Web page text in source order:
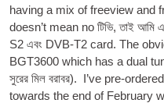
hav­ing a mix of freeview and
does­n’t mean no টিভি, তাই আমি
S2 এবং DVB-T2 card. The
BGT3600 which has a dual
সুরের মিল বরাবর).
I’ve pre-
towards the end of Feb­ru­ary